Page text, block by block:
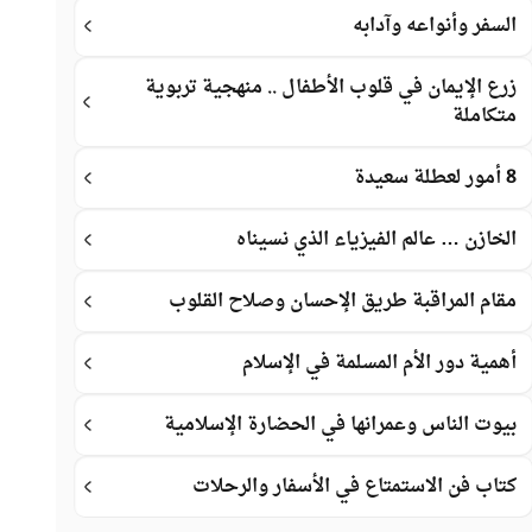
السفر وأنواعه وآدابه
زرع الإيمان في قلوب الأطفال .. منهجية تربوية
متكاملة
8 أمور لعطلة سعيدة
الخازن … عالم الفيزياء الذي نسيناه
مقام المراقبة طريق الإحسان وصلاح القلوب
أهمية دور الأم المسلمة في الإسلام
بيوت الناس وعمرانها في الحضارة الإسلامية
كتاب فن الاستمتاع في الأسفار والرحلات